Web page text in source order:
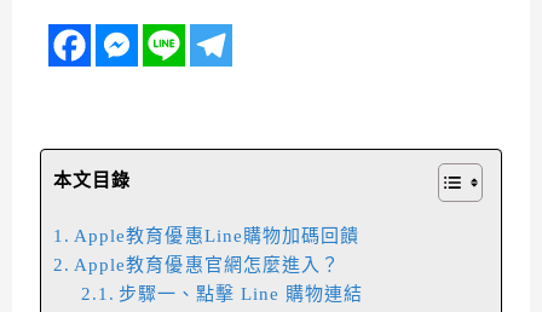
本文目錄
Apple教育優惠Line購物加碼回饋
Apple教育優惠官網怎麼進入？
步驟一、點擊 Line 購物連結